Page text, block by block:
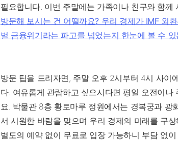
필요합니다. 이번 주말에는 가족이나 친구와 함께
방문해 보시는 건 어떨까요? 우리 경제가 IMF 외
벌 금융위기라는 파고를 넘었는지 한눈에 볼 수
방문 팁을 드리자면, 주말 오후 2시부터 4시 사이
다. 여유롭게 관람하고 싶으시다면 평일 오전이
요. 박물관 8층 황토마루 정원에서는 경복궁과 광
서 시원한 바람을 맞으며 우리 경제의 미래를 구
별도의 예약 없이 무료로 입장 가능하니 부담 없